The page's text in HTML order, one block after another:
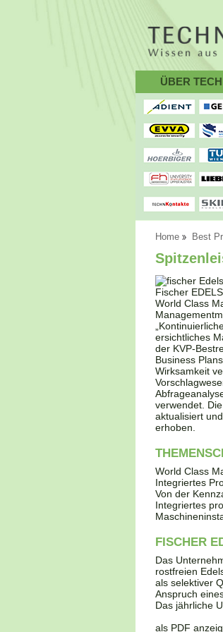
ÜBER
Home Best
Fischer
World Class
ersichtliches
der KVP-
Business
Wirksamkeit
verwendet.
aktualisiert
erhoben.
World Class
Integriertes
Von der
Integriertes
FISCHER
Das
rostfreien
als selektiver
Anspruch
Das jährliche
als PDF